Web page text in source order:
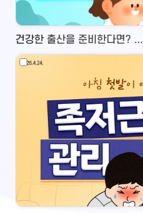
건강한 출산을 준비한다면? ...